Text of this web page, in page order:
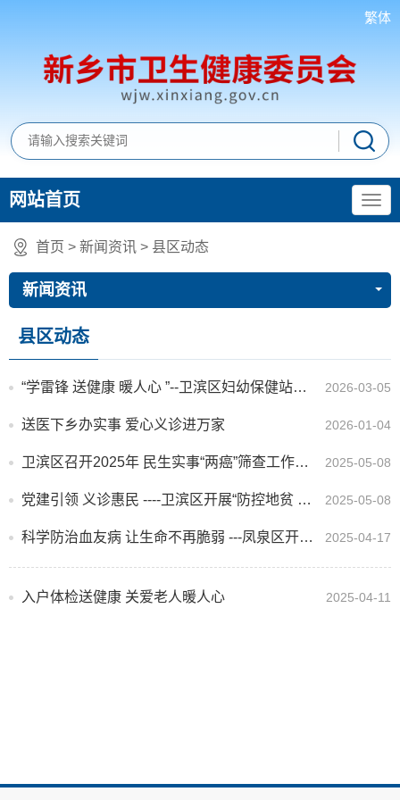
繁体
网站首页
首页 > 新闻资讯 > 县区动态
新闻资讯
县区动态
“学雷锋 送健康 暖人心 ”--卫滨区妇幼保健站党员义工活动温暖开展 2026-03-05
送医下乡办实事 爱心义诊进万家 2026-01-04
卫滨区召开2025年 民生实事“两癌”筛查工作启动会 2025-05-08
党建引领 义诊惠民 ----卫滨区开展“防控地贫 携手同行 ”义诊活动 2025-05-08
科学防治血友病 让生命不再脆弱 ---凤泉区开展“4.17世界血友病日”主题宣传活动 2025-04-17
入户体检送健康 关爱老人暖人心 2025-04-11